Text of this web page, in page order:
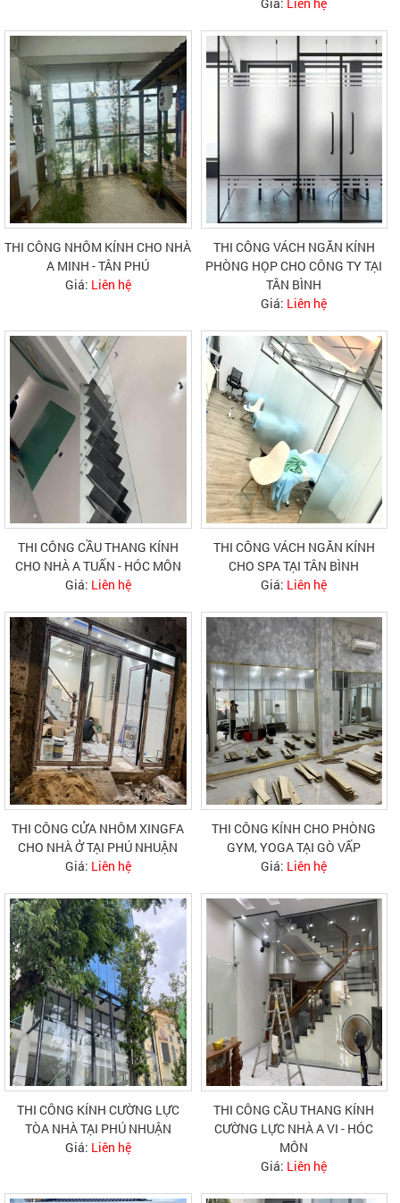
Giá: Liên hệ
THI CÔNG NHÔM KÍNH CHO NHÀ
A MINH - TÂN PHÚ
Giá: Liên hệ
THI CÔNG VÁCH NGĂN KÍNH
PHÒNG HỌP CHO CÔNG TY TẠI
TÂN BÌNH
Giá: Liên hệ
THI CÔNG CẦU THANG KÍNH
CHO NHÀ A TUẤN - HÓC MÔN
Giá: Liên hệ
THI CÔNG VÁCH NGĂN KÍNH
CHO SPA TẠI TÂN BÌNH
Giá: Liên hệ
THI CÔNG CỬA NHÔM XINGFA
CHO NHÀ Ở TẠI PHÚ NHUẬN
Giá: Liên hệ
THI CÔNG KÍNH CHO PHÒNG
GYM, YOGA TẠI GÒ VẤP
Giá: Liên hệ
THI CÔNG KÍNH CƯỜNG LỰC
TÒA NHÀ TẠI PHÚ NHUẬN
Giá: Liên hệ
THI CÔNG CẦU THANG KÍNH
CƯỜNG LỰC NHÀ A VI - HÓC
MÔN
Giá: Liên hệ